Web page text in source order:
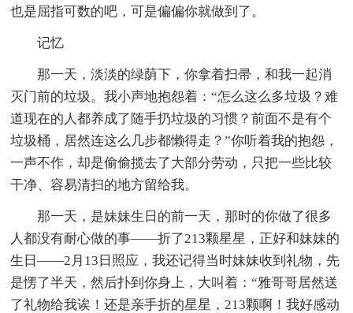
也是屈指可数的吧，可是偏偏你就做到了。
记忆
那一天，淡淡的绿荫下，你拿着扫帚，和我一起消
灭门前的垃圾。我小声地抱怨着：“怎么这么多垃圾？难
道现在的人都养成了随手扔垃圾的习惯？前面不是有个
垃圾桶，居然连这么几步都懒得走？”你听着我的抱怨，
一声不作，却是偷偷揽去了大部分劳动，只把一些比较
干净、容易清扫的地方留给我。
那一天，是妹妹生日的前一天，那时的你做了很多
人都没有耐心做的事——折了213颗星星，正好和妹妹的
生日——2月13日照应，我还记得当时妹妹收到礼物，先
是愣了半天，然后扑到你身上，大叫着：“雅哥哥居然送
了礼物给我诶！还是亲手折的星星，213颗啊！我好感动